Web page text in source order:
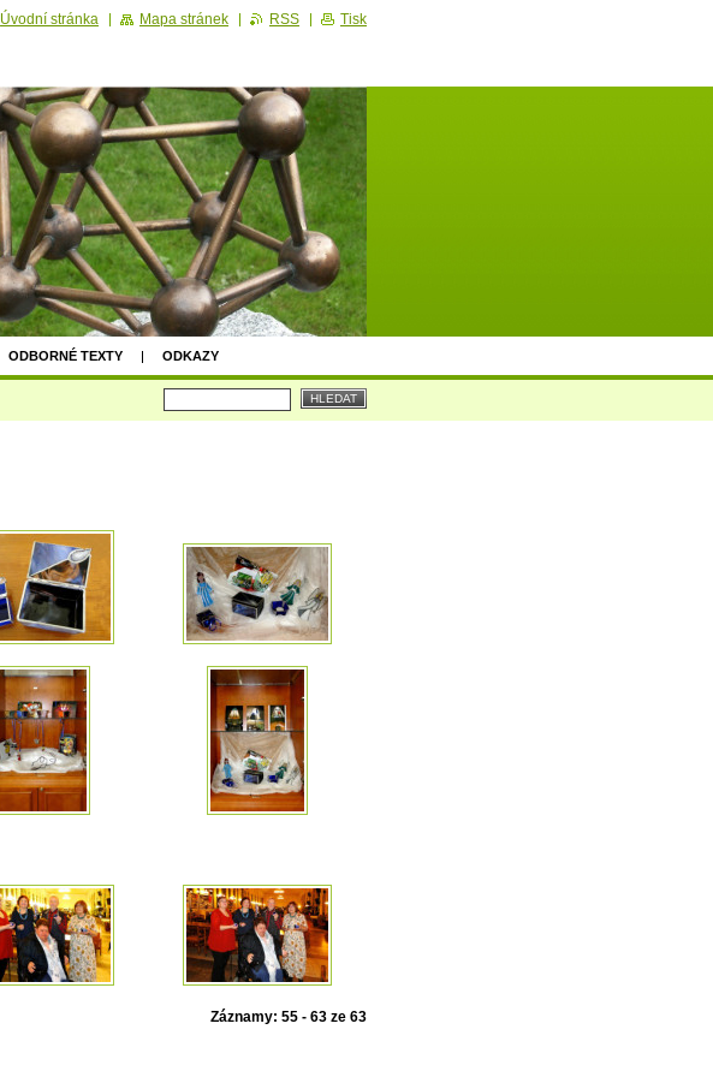
ODBORNÉ TEXTY ODKAZY
Záznamy: 55 - 63 ze 63
Úvodní stránka Mapa stránek RSS Tisk